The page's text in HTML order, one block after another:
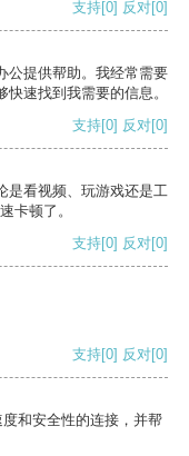
支持[0] 反对[0]
公提供帮助。我经常需要
速找到我需要的信息。
支持[0] 反对[0]
是看视频、玩游戏还是工
卡顿了。
支持[0] 反对[0]
支持[0] 反对[0]
和安全性的连接，并帮